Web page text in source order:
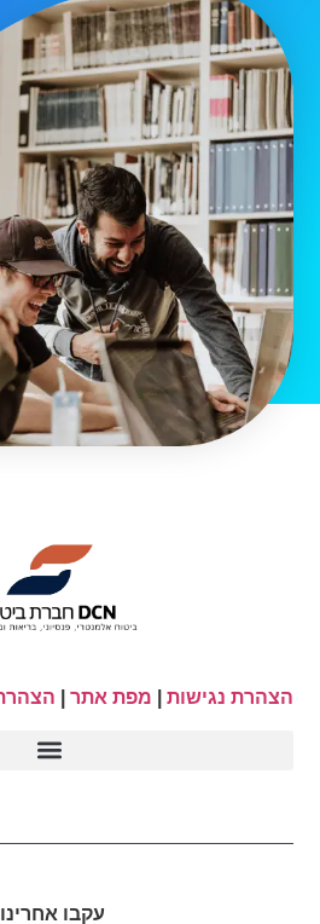
הצהרת נגישות מפת אתר
עקבו